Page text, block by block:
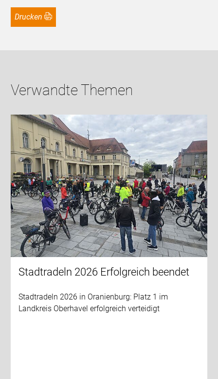
Drucken
Verwandte Themen
Stadtradeln 2026 Erfolgreich beendet
Stadtradeln 2026 in Oranienburg: Platz 1 im
Landkreis Oberhavel erfolgreich verteidigt